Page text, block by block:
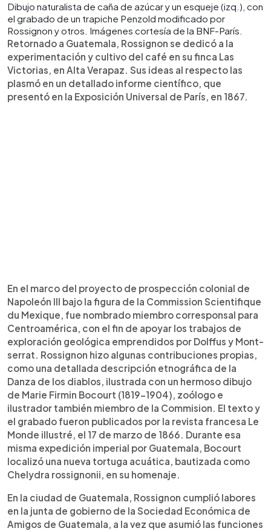
Dibujo naturalista de caña de azúcar y un esqueje (izq.), con
el grabado de un trapiche Penzold modificado por
Rossignon y otros. Imágenes cortesía de la BNF-París.
Retornado a Guatemala, Rossignon se dedicó a la
experimentación y cultivo del café en su finca Las
Victorias, en Alta Verapaz. Sus ideas al respecto las
plasmó en un detallado informe científico, que
presentó en la Exposición Universal de París, en 1867.
En el marco del proyecto de prospección colonial de
Napoleón III bajo la figura de la Commission Scientifique
du Mexique, fue nombrado miembro corresponsal para
Centroamérica, con el fin de apoyar los trabajos de
exploración geológica emprendidos por Dolffus y Mont-
serrat. Rossignon hizo algunas contribuciones propias,
como una detallada descripción etnográfica de la
Danza de los diablos, ilustrada con un hermoso dibujo
de Marie Firmin Bocourt (1819-1904), zoólogo e
ilustrador también miembro de la Commision. El texto y
el grabado fueron publicados por la revista francesa Le
Monde illustré, el 17 de marzo de 1866. Durante esa
misma expedición imperial por Guatemala, Bocourt
localizó una nueva tortuga acuática, bautizada como
Chelydra rossignonii, en su homenaje.
En la ciudad de Guatemala, Rossignon cumplió labores
en la junta de gobierno de la Sociedad Económica de
Amigos de Guatemala, a la vez que asumió las funciones